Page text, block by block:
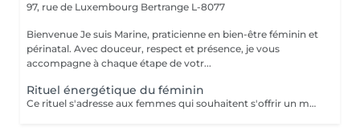
97, rue de Luxembourg Bertrange L-8077
Bienvenue Je suis Marine, praticienne en bien-être féminin et
périnatal. Avec douceur, respect et présence, je vous
accompagne à chaque étape de votr...
Rituel énergétique du féminin
Ce rituel s'adresse aux femmes qui souhaitent s'offrir un moment de reconnexion à elles-mêmes. Il permet d'équilibrer l'énergie féminine, de libérer les blocages émotionnels et énergétiques, et de renforcer la connexion à son intuition et à sa créativité. Bienfaits : un profond sentiment d'apaisement, une meilleure circulation de l'énergie dans le corps, et un regain de vitalité et de clarté mentale. Ce rituel est composé d'un temps d'échange, avec remise d'une huile sur-mesure, d'une méditation, et d'un soin énergétique. Séance unique ou dans le cadre d'un accompagnement (à prix réduit). Pour en savoir plus, rendez-vous sur mon site: www.mamacare-lu.com/mes-accompagnements